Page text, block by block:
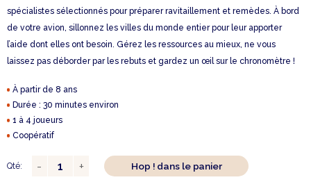
spécialistes sélectionnés pour préparer ravitaillement et remèdes. À bord
de votre avion, sillonnez les villes du monde entier pour leur apporter
l’aide dont elles ont besoin. Gérez les ressources au mieux, ne vous
laissez pas déborder par les rebuts et gardez un œil sur le chronomètre !
À partir de 8 ans
Durée : 30 minutes environ
1 à 4 joueurs
Coopératif
Qté: Hop ! dans le panier